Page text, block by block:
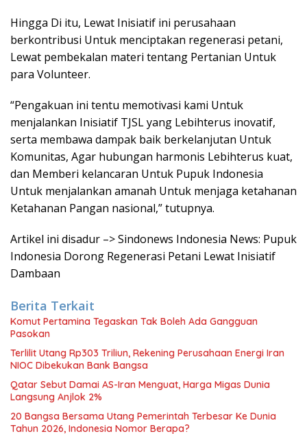
Hingga Di itu, Lewat Inisiatif ini perusahaan
berkontribusi Untuk menciptakan regenerasi petani,
Lewat pembekalan materi tentang Pertanian Untuk
para Volunteer.
“Pengakuan ini tentu memotivasi kami Untuk
menjalankan Inisiatif TJSL yang Lebihterus inovatif,
serta membawa dampak baik berkelanjutan Untuk
Komunitas, Agar hubungan harmonis Lebihterus kuat,
dan Memberi kelancaran Untuk Pupuk Indonesia
Untuk menjalankan amanah Untuk menjaga ketahanan
Ketahanan Pangan nasional,” tutupnya.
Artikel ini disadur –> Sindonews Indonesia News: Pupuk
Indonesia Dorong Regenerasi Petani Lewat Inisiatif
Dambaan
Berita Terkait
Komut Pertamina Tegaskan Tak Boleh Ada Gangguan
Pasokan
Terlilit Utang Rp303 Triliun, Rekening Perusahaan Energi Iran
NIOC Dibekukan Bank Bangsa
Qatar Sebut Damai AS-Iran Menguat, Harga Migas Dunia
Langsung Anjlok 2%
20 Bangsa Bersama Utang Pemerintah Terbesar Ke Dunia
Tahun 2026, Indonesia Nomor Berapa?